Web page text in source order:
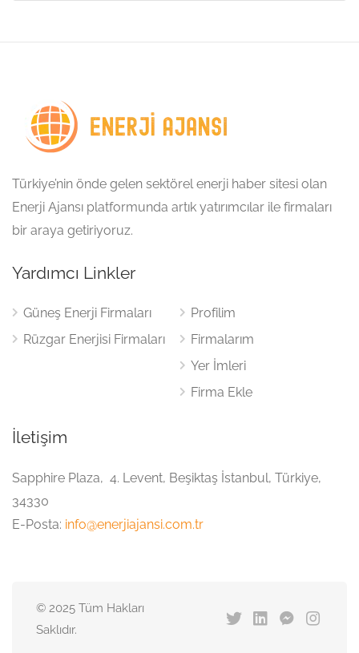
Türkiye’nin önde gelen sektörel enerji haber sitesi olan
Enerji Ajansı platformunda artık yatırımcılar ile firmaları
bir araya getiriyoruz.
Yardımcı Linkler
Güneş Enerji Firmaları
Rüzgar Enerjisi Firmaları
Profilim
Firmalarım
Yer İmleri
Firma Ekle
İletişim
Sapphire Plaza, 4. Levent, Beşiktaş İstanbul, Türkiye,
34330
E-Posta: info@enerjiajansi.com.tr
© 2025 Tüm Hakları
Saklıdır.